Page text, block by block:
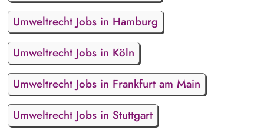
Umweltrecht Jobs in Hamburg
Umweltrecht Jobs in Köln
Umweltrecht Jobs in Frankfurt am Main
Umweltrecht Jobs in Stuttgart